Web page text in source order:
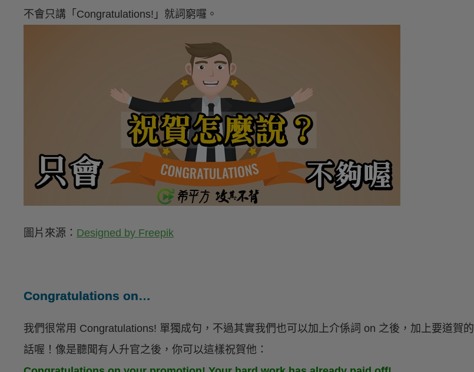
不會只講「Congratulations!」就詞窮囉。
圖片來源： Designed by Freepik
Congratulations on…
我們很常用 Congratulations! 單獨成句，不過其實我們也可以加上介係詞 on 之後，加上要道賀的
話喔！像是聽聞有人升官之後，你可以這樣祝賀他：